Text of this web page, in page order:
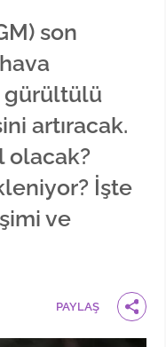
son
gürültülü
artıracak.
olacak?
İşte
ve
PAYLAŞ